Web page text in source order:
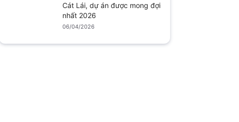
Cát Lái, dự án được mong đợi
nhất 2026
06/04/2026